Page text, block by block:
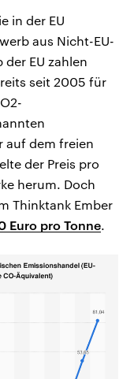
in der EU
aus Nicht-EU-
EU zahlen
seit 2005 für
auf dem freien
der Preis pro
herum. Doch
Thinktank Ember
Euro pro Tonne.